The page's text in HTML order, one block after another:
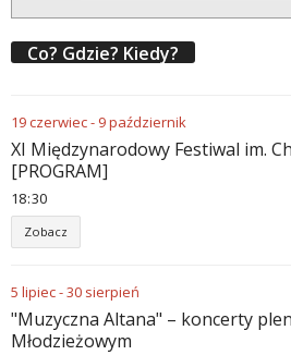
Co? Gdzie? Kiedy?
19czerwiec- 9październik
XI Międzynarodowy Festiwal im.
[PROGRAM]
18 30
Zobacz
5 lipiec-30 sierpień
"Muzyczna Altana" – koncerty
Młodzieżowym